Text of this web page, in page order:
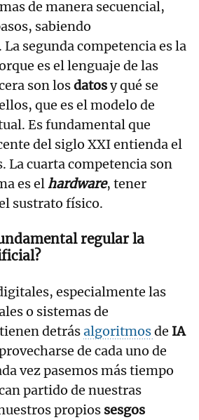
de manera secuencial,
sabiendo
segunda competencia es la
es el lenguaje de las
son losdatosy qué se
que es el modelo de
Es fundamental que
del siglo XXI entienda el
La cuarta competencia son
es elhardware, tener
sustrato físico.
regular la
especialmente las
o sistemas de
detrásalgoritmosde IA
de cada uno de
vez pasemos más tiempo
partido de nuestras
propios sesgos